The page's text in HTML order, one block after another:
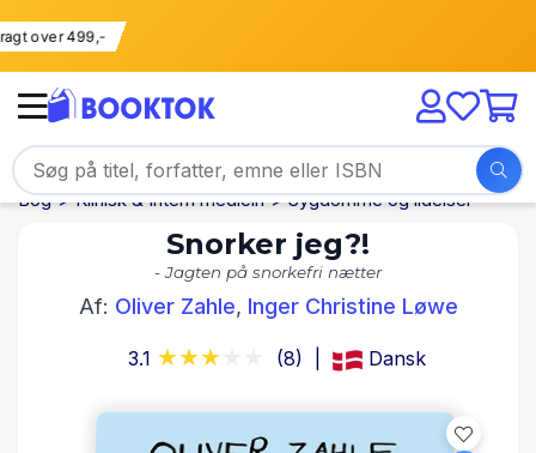
fragt over 499,-
Bog Klinisk & Intern medicin Sygdomme og lidelser
Snorker jeg?!
- Jagten på snorkefri nætter
Af: Oliver Zahle, Inger Christine Løwe
3.1 (8) Dansk